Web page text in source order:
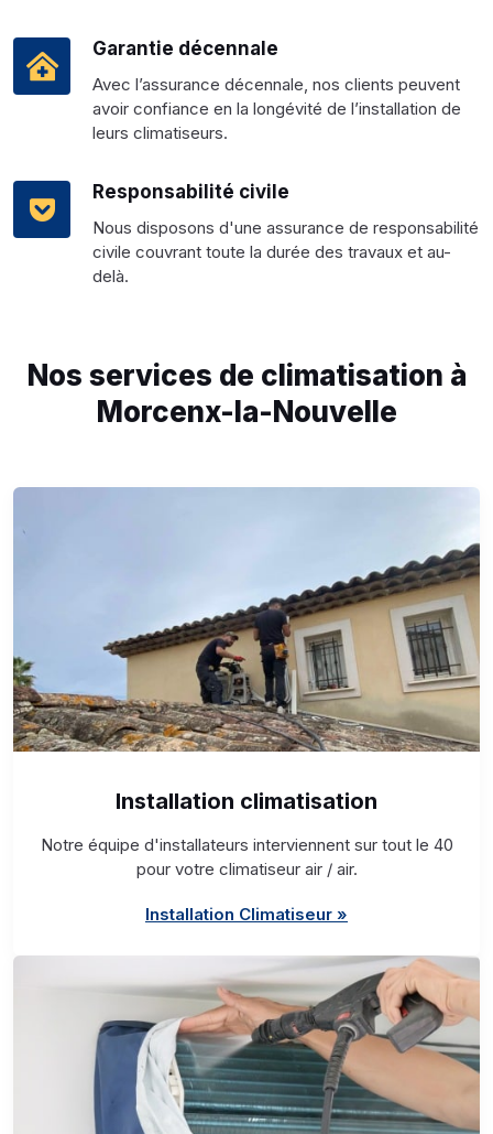
Garantie décennale
Avec l’assurance décennale, nos clients peuvent
avoir confiance en la longévité de l’installation de
leurs climatiseurs.
Responsabilité civile
Nous disposons d'une assurance de responsabilité
civile couvrant toute la durée des travaux et au-
delà.
Nos services de climatisation à
Morcenx-la-Nouvelle
Installation climatisation
Notre équipe d'installateurs interviennent sur tout le 40
pour votre climatiseur air / air.
Installation Climatiseur »